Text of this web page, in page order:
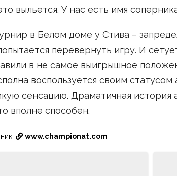
выльется. У нас есть имя
в Белом доме у Стива –
перевернуть игру. И
в не самое выигрышное
воспользуется своим
сенсацию. Драматичная история
вполне способен.
www.championat.com